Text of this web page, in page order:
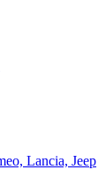
Lancia, Jeep